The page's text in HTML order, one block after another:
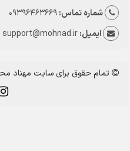
شماره تماس:09396463669
ایمیل:support@mohnad.ir
تمام حقوق برای سایت مهناد